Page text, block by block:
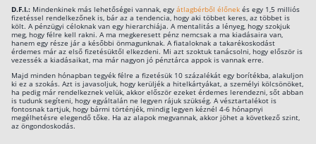
Casco
Utasbiztosítás
Lakásbiztosítás útmutató – Hogyan válassz?
Lakásbiztosítás: válaszok az 50 leggyakoribb
Minősített Fogyasztóbarát Otthonbiztosítás
D.F.I.: Mindenkinek más lehetőségei vannak, egy átlagbérből élőnek és egy 1,5 milliós
fizetéssel rendelkezőnek is, bár az a tendencia, hogy aki többet keres, az többet is
költ. A pénzügyi céloknak van egy hierarchiája. A mentalitás a lényeg, hogy szokjuk
meg, hogy félre kell rakni. A ma megkeresett pénz nemcsak a ma kiadásaira van,
hanem egy része jár a későbbi önmagunknak. A fiataloknak a takarékoskodást
érdemes már az első fizetésüktől elkezdeni. Mi azt szoktuk tanácsolni, hogy először is
vezessék a kiadásaikat, ma már nagyon jó pénztárca appok is vannak erre.
Majd minden hónapban tegyék félre a fizetésük 10 százalékát egy borítékba, alakuljon
ki ez a szokás. Azt is javasoljuk, hogy kerüljék a hitelkártyákat, a személyi kölcsönöket,
ha pedig már rendelkeznek velük, akkor először ezeket érdemes lerendezni, sőt abban
is tudunk segíteni, hogy egyáltalán ne legyen rájuk szükség. A vésztartalékot is
fontosnak tartjuk, hogy bármi történjék, mindig legyen kéznél 4-6 hónapnyi
megélhetésre elegendő tőke. Ha az alapok megvannak, akkor jöhet a következő szint,
az öngondoskodás.